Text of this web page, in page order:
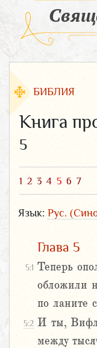
БИБЛИЯ
Книга
5
1 2 3 4 5 6 7
Язык: Рус.
Глава 5
5:1 Теперь
обложили
по ланите
5:2 И ты,
между